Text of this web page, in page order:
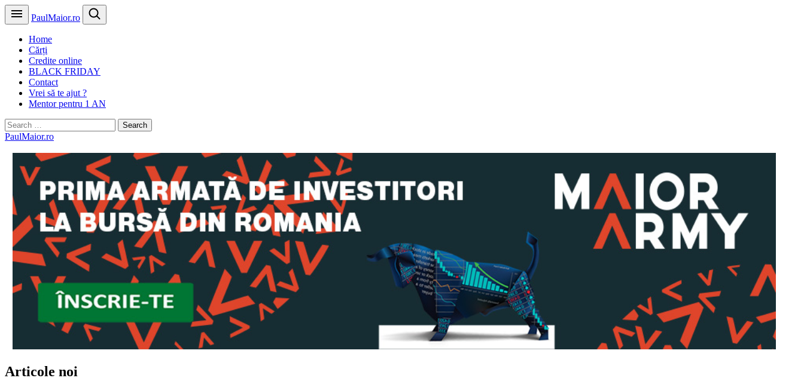
PaulMaior.ro
Home
Cărți
Credite online
BLACK FRIDAY
Contact
Vrei să te ajut ?
Mentor pentru 1 AN
Search
for:
PaulMaior.ro
Articole noi